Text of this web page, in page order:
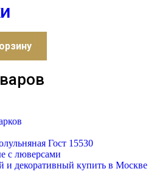
Гост 15530
с люверсами
и декоративный купить в Москве